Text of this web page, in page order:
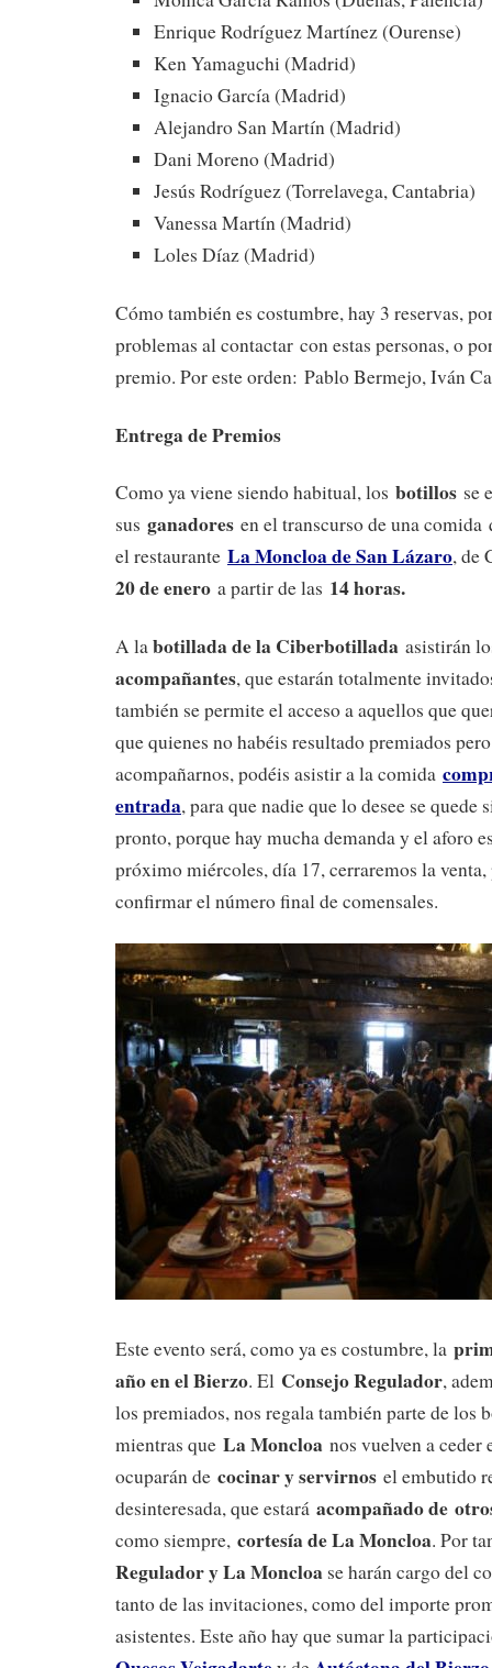
Enrique Rodríguez Martínez (Ourense)
Ken Yamaguchi (Madrid)
Ignacio García (Madrid)
Alejandro San Martín (Madrid)
Dani Moreno (Madrid)
Jesús Rodríguez (Torrelavega, Cantabria)
Vanessa Martín (Madrid)
Loles Díaz (Madrid)
Cómo también es costumbre, hay 3 reservas,
problemas al contactar con estas personas, o
premio. Por este orden: Pablo Bermejo, Iván
Entrega de Premios
Como ya viene siendo habitual, los botillos se
sus ganadores en el transcurso de una
el restaurante La Moncloa de San Lázaro, de
20 de enero a partir de las 14 horas.
A labotillada de la Ciberbotillada asistirán
acompañantes, que estarán totalmente
también se permite el acceso a aquellos que
que quienes no habéis resultado premiados
acompañarnos, podéis asistir a la comida
entrada, para que nadie que lo desee se quede
pronto, porque hay mucha demanda y el aforo
próximo miércoles, día 17, cerraremos la venta,
confirmar el número final de comensales.
Este evento será, como ya es costumbre, la
año en el Bierzo. El Consejo Regulador,
los premiados, nos regala también parte de los
mientras que La Moncloa nos vuelven a ceder
ocuparán de cocinar y servirnos el embutido
desinteresada, que estará acompañado de
como siempre, cortesía de La Moncloa. Por
Regulador y La Moncloa se harán cargo del
tanto de las invitaciones, como del importe
asistentes. Este año hay que sumar la